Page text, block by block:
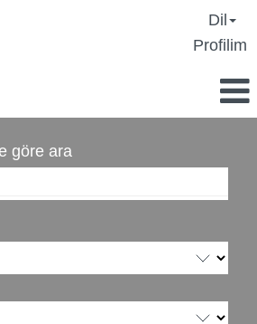
Dil
Profilim
göre ara